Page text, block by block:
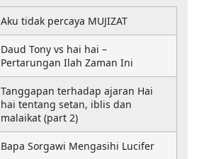
Aku tidak percaya MUJIZAT
Daud Tony vs hai hai –
Pertarungan Ilah Zaman Ini
Tanggapan terhadap ajaran Hai
hai tentang setan, iblis dan
malaikat (part 2)
Bapa Sorgawi Mengasihi Lucifer